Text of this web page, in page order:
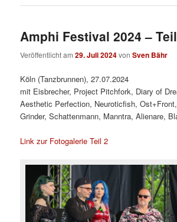
Amphi Festival 2024 –
Veröffentlicht am29. Juli 2024vonSven Bähr
Köln (Tanzbrunnen), 27.07.2024
mit Eisbrecher, Project Pitchfork, Diary of
Aesthetic Perfection, Neuroticfish,
Grinder, Schattenmann, Manntra, Alienare,
Link zur Fotogalerie Teil 2